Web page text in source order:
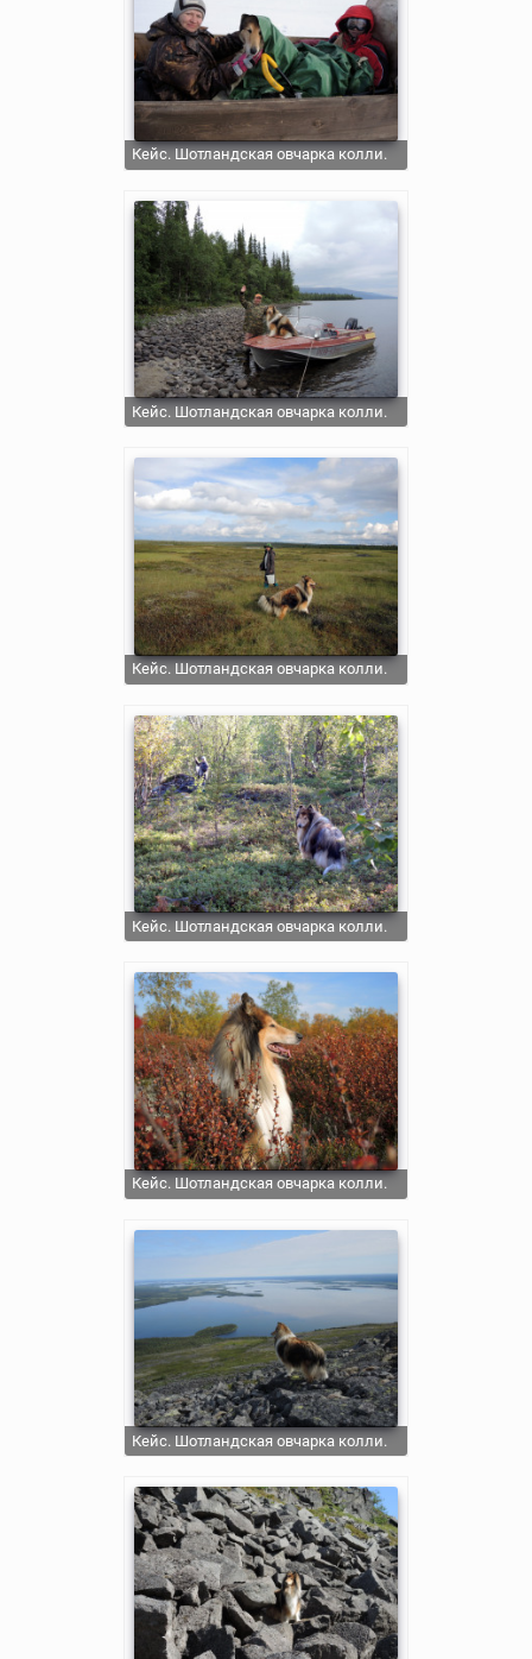
Кейс. Шотландская овчарка колли.
Кейс. Шотландская овчарка колли.
Кейс. Шотландская овчарка колли.
Кейс. Шотландская овчарка колли.
Кейс. Шотландская овчарка колли.
Кейс. Шотландская овчарка колли.